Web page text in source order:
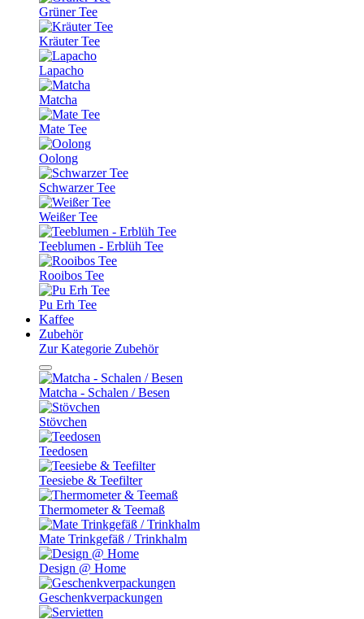
Grüner Tee
Kräuter Tee
Lapacho
Matcha
Mate Tee
Oolong
Schwarzer Tee
Weißer Tee
Teeblumen - Erblüh Tee
Rooibos Tee
Pu Erh Tee
Kaffee
Zubehör
Zur Kategorie Zubehör
Matcha - Schalen / Besen
Stövchen
Teedosen
Teesiebe & Teefilter
Thermometer & Teemaß
Mate Trinkgefäß / Trinkhalm
Design @ Home
Geschenkverpackungen